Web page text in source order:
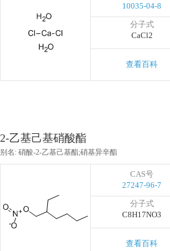
10035-04-8
分子式
CaCl2
查看百科
2-乙基己基硝酸酯
别名: 硝酸-2-乙基己基酯;硝基异辛酯
CAS号
27247-96-7
分子式
C8H17NO3
查看百科